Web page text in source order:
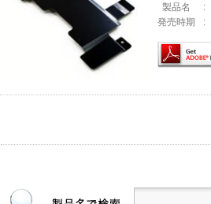
製品名 :
発売時期
: